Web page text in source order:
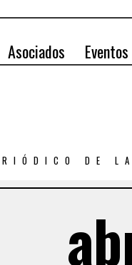
Asociados Eventos
DE